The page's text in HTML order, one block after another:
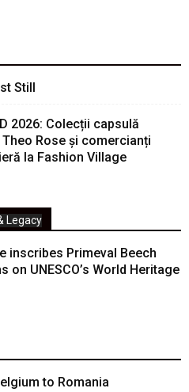
Still
2026: Colecții capsulă
Rose și comercianți
la Fashion Village
Legacy
inscribes Primeval Beech
UNESCO’s World Heritage
to Romania